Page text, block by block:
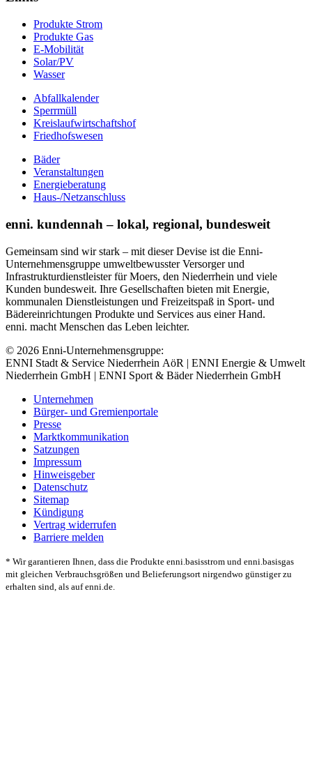
Produkte Strom
Produkte Gas
E-Mobilität
Solar/PV
Wasser
Abfallkalender
Sperrmüll
Kreislaufwirtschaftshof
Friedhofswesen
Bäder
Veranstaltungen
Energieberatung
Haus-/Netzanschluss
enni. kundennah – lokal, regional, bundesweit
Gemeinsam sind wir stark – mit dieser Devise ist die Enni-
Unternehmensgruppe umweltbewusster Versorger und
Infrastrukturdienstleister für Moers, den Niederrhein und viele
Kunden bundesweit. Ihre Gesellschaften bieten mit Energie,
kommunalen Dienstleistungen und Freizeitspaß in Sport- und
Bädereinrichtungen Produkte und Services aus einer Hand.
enni. macht Menschen das Leben leichter.
© 2026 Enni-Unternehmensgruppe:
ENNI Stadt & Service Niederrhein AöR | ENNI Energie & Umwelt
Niederrhein GmbH | ENNI Sport & Bäder Niederrhein GmbH
Unternehmen
Bürger- und Gremienportale
Presse
Marktkommunikation
Satzungen
Impressum
Hinweisgeber
Datenschutz
Sitemap
Kündigung
Vertrag widerrufen
Barriere melden
* Wir garantieren Ihnen, dass die Produkte enni.basisstrom und enni.basisgas
mit gleichen Verbrauchsgrößen und Belieferungsort nirgendwo günstiger zu
erhalten sind, als auf enni.de.